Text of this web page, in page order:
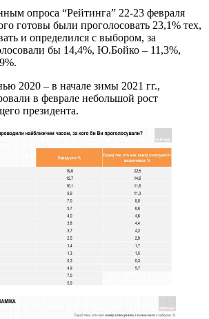
опроса “Рейтинга” 22-23 февраля
готовы были проголосовать 23,1% тех,
и определился с выбором, за
бы 14,4%, Ю.Бойко – 11,3%,
2020 – в начале зимы 2021 гг.,
в феврале небольшой рост
президента.